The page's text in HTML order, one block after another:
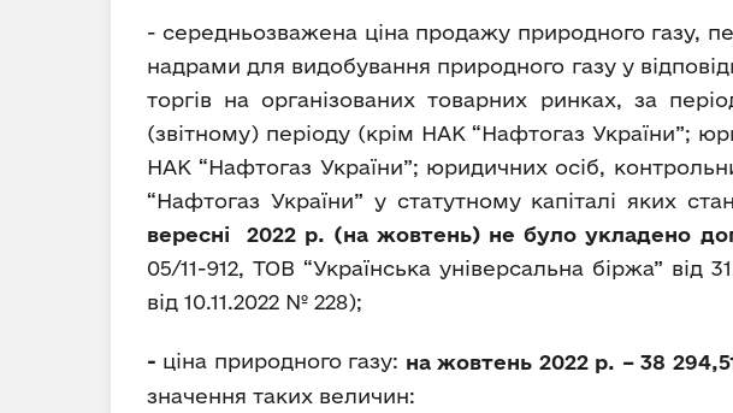
- середньозважена ціна продажу природного газу,
надрами для видобування природного газу у
торгів на організованих товарних ринках, за
(звітному) періоду (крім НАК “Нафтогаз України”;
НАК “Нафтогаз України”; юридичних осіб,
“Нафтогаз України” у статутному капіталі яких
вересні 2022 р. (на жовтень) не було укладено
05/11-912, ТОВ “Українська універсальна біржа”
від 10.11.2022 № 228);
- ціна природного газу: на жовтень 2022 р. – 38
значення таких величин: